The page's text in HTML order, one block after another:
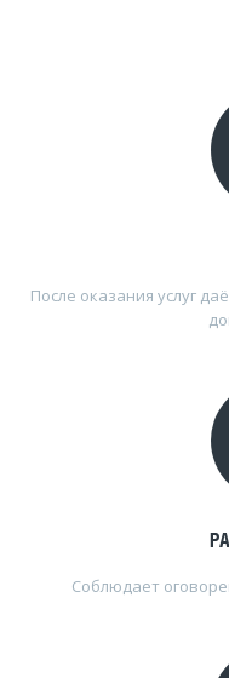
После оказания услуг
Соблюдает